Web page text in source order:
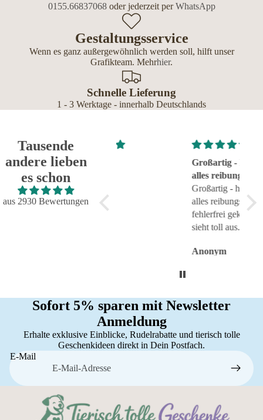
0155.66837068oder jederzeit perWhatsApp
Gestaltungsservice
Wenn es ganz außergewöhnlich werden soll, hilft unser
Grafikteam. Mehrhier.
Schnelle Lieferung
1 - 3 Werktage - innerhalb Deutschlands
Tausende
andere lieben
es schon
aus 2930 Bewertungen
Super!
Super!
Großartig - hat wie immer
alles reibungslos und
fehlerfrei geklappt
Großartig - hat wie immer
alles reibungslos und
fehlerfrei geklappt. Flasche
Sofort 5% sparen mit Newsletter
Anmeldung
Erhalte exklusive Einblicke, Rudelrabatte und tierisch tolle
Geschenkideen direkt in Dein Postfach.
E-Mail